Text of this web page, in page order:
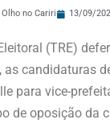
Olho no Cariri 13/09/
(TRE)
as candidaturas
para vice-
de oposição da